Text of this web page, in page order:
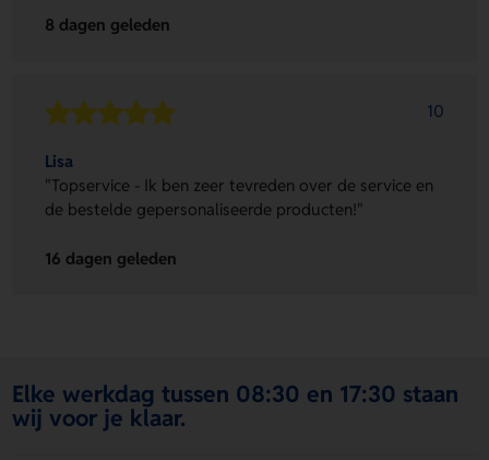
8 dagen geleden
10
Lisa
"Topservice - Ik ben zeer tevreden over de service en
de bestelde gepersonaliseerde producten!"
16 dagen geleden
Elke werkdag tussen 08:30 en 17:30 staan
wij voor je klaar.